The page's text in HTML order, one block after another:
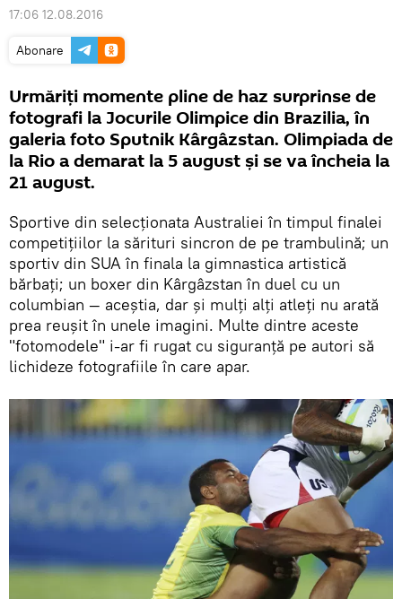
17:06 12.08.2016
Abonare
Urmăriţi momente pline de haz surprinse de
fotografi la Jocurile Olimpice din Brazilia, în
galeria foto Sputnik Kârgâzstan. Olimpiada de
la Rio a demarat la 5 august și se va încheia la
21 august.
Sportive din selecționata Australiei în timpul finalei
competițiilor la sărituri sincron de pe trambulină; un
sportiv din SUA în finala la gimnastica artistică
bărbați; un boxer din Kârgâzstan în duel cu un
columbian — aceștia, dar și mulți alți atleți nu arată
prea reușit în unele imagini. Multe dintre aceste
"fotomodele" i-ar fi rugat cu siguranță pe autori să
lichideze fotografiile în care apar.